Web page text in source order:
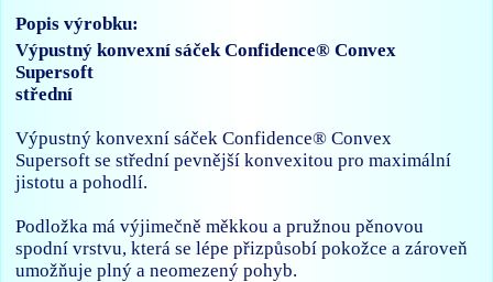
Popis výrobku:
Výpustný konvexní sáček Confidence® Convex
Supersoft
střední
Výpustný konvexní sáček Confidence® Convex
Supersoft se střední pevnější konvexitou pro maximální
jistotu a pohodlí.
Podložka má výjimečně měkkou a pružnou pěnovou
spodní vrstvu, která se lépe přizpůsobí pokožce a zároveň
umožňuje plný a neomezený pohyb.